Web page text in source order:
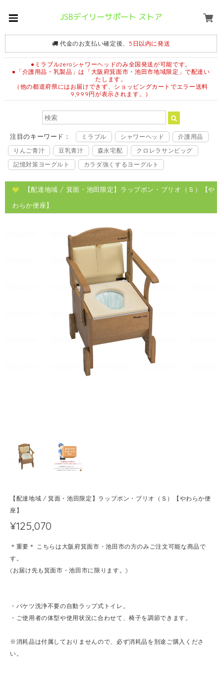
代金のお支払い確定後、 5日以内に発送
●ミラブルzeroシャワーヘッドのみ全国発送が可能です。
●「介護用品・乳製品」は「大阪府箕面市・池田市地域限定」で配達い
たします。
（他の都道府県にはお届けできず、ショッピングカートでエラー送料
9,999円が表示されます。）
注目のキーワード： ミラブル シャワーヘッド
介護用品
りんご青汁
豆乳青汁 森永宅配
クロレラサンビッグ
記憶対策ヨーグルト
カラダ強くするヨーグルト
【配達地域 / 箕面・池田限定】ラップポン・ブリオ（Ｓ）【や
わらか便座】
【配達地域 / 箕面・池田限定】ラップポン・ブリオ（Ｓ）【やわらか便
座】
¥125,070
＊重要＊ こちらは大阪府箕面市・池田市の方のみご注文可能な商品で
す。
(お届け先も箕面市・池田市に限ります。)
・バケツ洗浄不要の自動ラップ式トイレ。
・ご使用者の体型や使用状況に合わせて、椅子を調節できます。
※消耗品は付属しておりませんので、必ず消耗品を別途ご購入くださ
い。